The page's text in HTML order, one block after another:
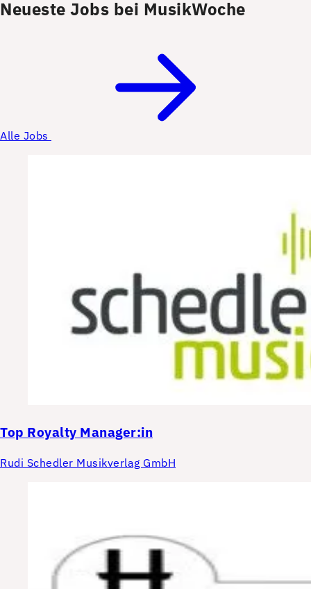
Neueste Jobs bei MusikWoche
Alle Jobs
Top Royalty Manager:in
Rudi Schedler Musikverlag GmbH